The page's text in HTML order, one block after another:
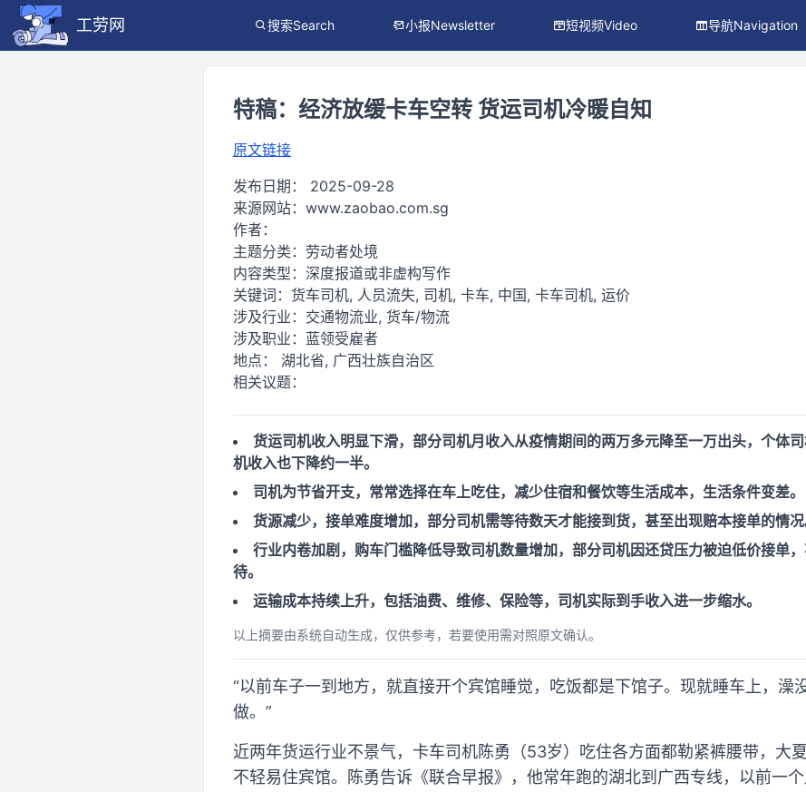
工劳网 搜索Search 小报Newsletter 短视频Video 导航Navigation
特稿：经济放缓卡车空转 货运司机冷暖自知
原文链接
发布日期： 2025-09-28
来源网站： www.zaobao.com.sg
作者：
主题分类： 劳动者处境
内容类型： 深度报道或非虚构写作
关键词： 货车司机, 人员流失, 司机, 卡车, 中国, 卡车司机, 运价
涉及行业： 交通物流业, 货车/物流
涉及职业： 蓝领受雇者
地点： 湖北省, 广西壮族自治区
相关议题：
货运司机收入明显下滑，部分司机月收入从疫情期间的两万多元降至一万出头，个体
机收入也下降约一半。
司机为节省开支，常常选择在车上吃住，减少住宿和餐饮等生活成本，生活条件变差。
货源减少，接单难度增加，部分司机需等待数天才能接到货，甚至出现赔本接单的情况
行业内卷加剧，购车门槛降低导致司机数量增加，部分司机因还贷压力被迫低价接单
待。
运输成本持续上升，包括油费、维修、保险等，司机实际到手收入进一步缩水。
以上摘要由系统自动生成，仅供参考，若要使用需对照原文确认。
“以前车子一到地方，就直接开个宾馆睡觉，吃饭都是下馆子。现就睡车上，澡
做。”
近两年货运行业不景气，卡车司机陈勇（53岁）吃住各方面都勒紧裤腰带，大
不轻易住宾馆。陈勇告诉《联合早报》，他常年跑的湖北到广西专线，以前一